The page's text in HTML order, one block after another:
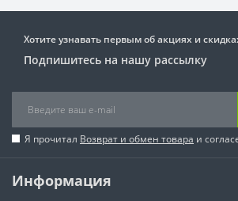
Хотите узнавать первым об акциях и
Подпишитесь на нашу рассылку
Я прочитал Возврат и обмен товара и
Информация